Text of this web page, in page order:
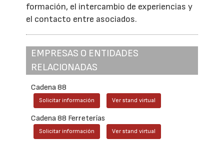
formación, el intercambio de experiencias y
el contacto entre asociados.
EMPRESAS O ENTIDADES
RELACIONADAS
Cadena 88
Solicitar información Ver stand virtual
Cadena 88 Ferreterías
Solicitar información Ver stand virtual